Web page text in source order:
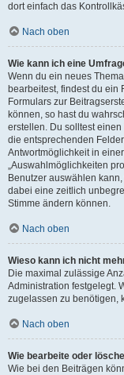
dort einfach das
Nach oben
Wie kann ich eine
Wenn du ein neues
bearbeitest, findest du ein
Formulars zur
können, so hast du
erstellen. Du solltest
die entsprechenden
Antwortmöglichkeit in
„Auswahlmöglichkeiten
Benutzer auswählen
dabei eine zeitlich
Stimme ändern können.
Nach oben
Wieso kann ich nicht
Die maximal zulässige
Administration festgelegt.
zugelassen zu benötigen,
Nach oben
Wie bearbeite oder
Wie bei den Beiträgen